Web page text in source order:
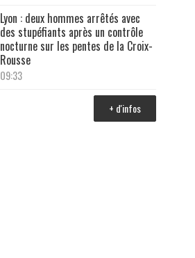
Lyon : deux hommes arrêtés avec
des stupéfiants après un contrôle
nocturne sur les pentes de la Croix-
Rousse
09:33
+ d'infos